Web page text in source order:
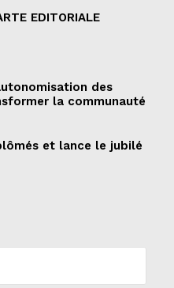
EDITORIALE
des
la communauté
et lance le jubilé